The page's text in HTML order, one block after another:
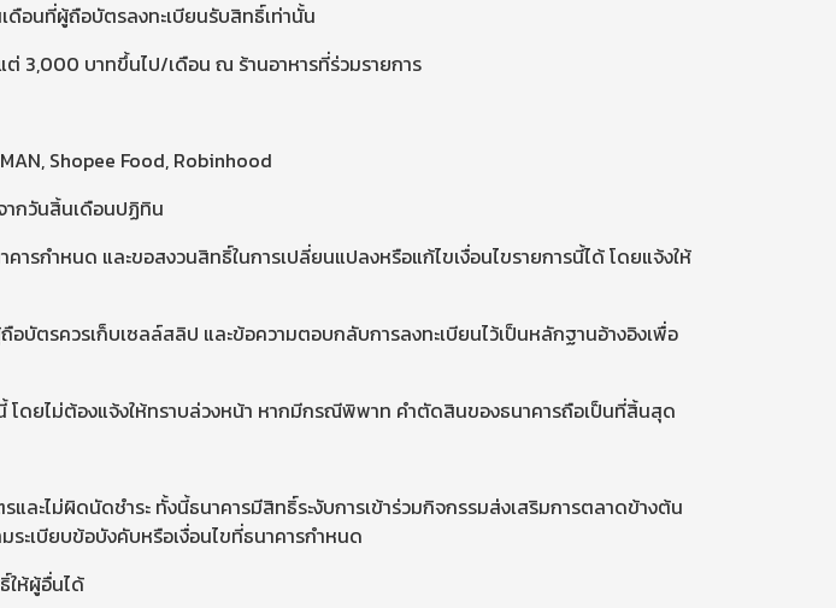
ดือนที่ผู้ถือบัตรลงทะเบียนรับสิทธิ์เท่านั้น
3,000 บาทขึ้นไป/เดือน ณ ร้านอาหารที่ร่วมรายการ
Shopee Food, Robinhood
ากวันสิ้นเดือนปฏิทิน
รกำหนด และขอสงวนสิทธิ์ในการเปลี่ยนแปลงหรือแก้ไขเงื่อนไขรายการนี้ได้ โดยแจ้งให้
รควรเก็บเซลล์สลิป และข้อความตอบกลับการลงทะเบียนไว้เป็นหลักฐานอ้างอิงเพื่อ
โดยไม่ต้องแจ้งให้ทราบล่วงหน้า หากมีกรณีพิพาท คำตัดสินของธนาคารถือเป็นที่สิ้นสุด
ะไม่ผิดนัดชำระ ทั้งนี้ธนาคารมีสิทธิ์ระงับการเข้าร่วมกิจกรรมส่งเสริมการตลาดข้างต้น
เบียบข้อบังคับหรือเงื่อนไขที่ธนาคารกำหนด
ให้ผู้อื่นได้